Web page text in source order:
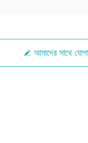
আমাদের সাথে